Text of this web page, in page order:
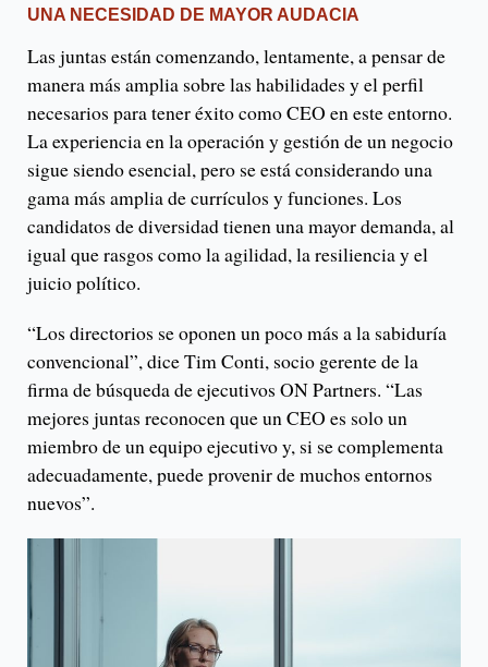
UNA NECESIDAD DE MAYOR AUDACIA
Las juntas están comenzando, lentamente, a pensar de
manera más amplia sobre las habilidades y el perfil
necesarios para tener éxito como CEO en este entorno.
La experiencia en la operación y gestión de un negocio
sigue siendo esencial, pero se está considerando una
gama más amplia de currículos y funciones. Los
candidatos de diversidad tienen una mayor demanda, al
igual que rasgos como la agilidad, la resiliencia y el
juicio político.
“Los directorios se oponen un poco más a la sabiduría
convencional”, dice Tim Conti, socio gerente de la
firma de búsqueda de ejecutivos ON Partners. “Las
mejores juntas reconocen que un CEO es solo un
miembro de un equipo ejecutivo y, si se complementa
adecuadamente, puede provenir de muchos entornos
nuevos”.